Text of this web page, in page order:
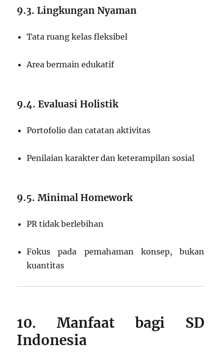
9.3. Lingkungan Nyaman
Tata ruang kelas fleksibel
Area bermain edukatif
9.4. Evaluasi Holistik
Portofolio dan catatan aktivitas
Penilaian karakter dan keterampilan sosial
9.5. Minimal Homework
PR tidak berlebihan
Fokus pada pemahaman konsep, bukan
kuantitas
10. Manfaat bagi SD
Indonesia